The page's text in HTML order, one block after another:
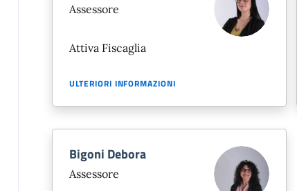
Assessore
Attiva Fiscaglia
ULTERIORI INFORMAZIONI
Bigoni Debora
Assessore